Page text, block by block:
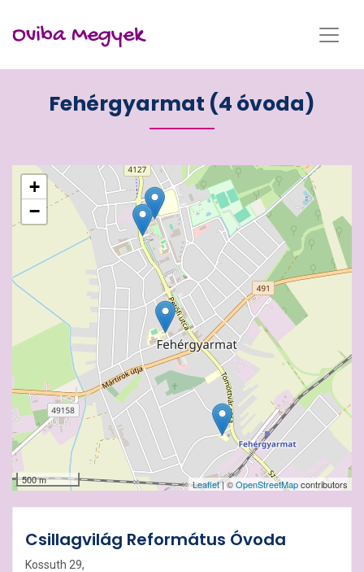
Oviba Megyek
Fehérgyarmat (4 óvoda)
+
−
500 m Leaflet| ©OpenStreetMapcontributors
Csillagvilág Református Óvoda
Kossuth 29,